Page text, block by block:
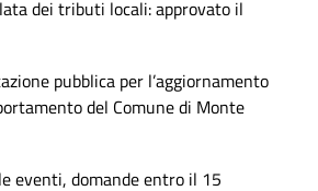
dei tributi locali: approvato il
pubblica per l’aggiornamento
del Comune di Monte
eventi, domande entro il 15